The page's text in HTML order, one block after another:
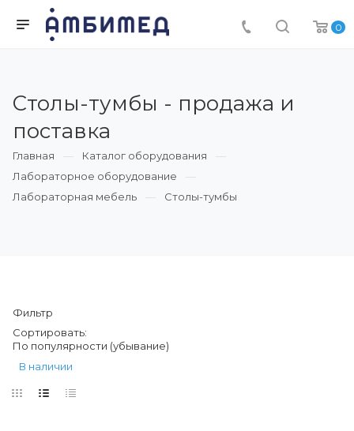
0
Столы-тумбы - продажа и
поставка
Главная
Каталог оборудования
Лабораторное оборудование
Лабораторная мебель
Столы-тумбы
Фильтр
Сортировать:
По популярности (убывание)
В наличии